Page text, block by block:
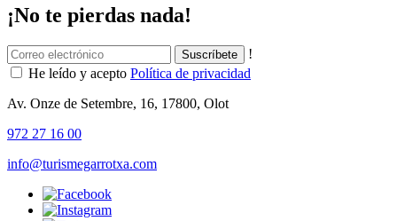
¡No te pierdas nada!
!
He leído y acepto Política de privacidad
Av. Onze de Setembre, 16, 17800, Olot
972 27 16 00
info@turismegarrotxa.com